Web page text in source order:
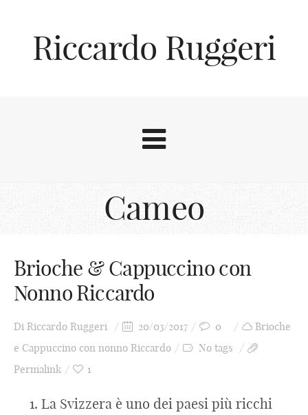
Riccardo Ruggeri
Cameo
Brioche & Cappuccino con
Nonno Riccardo
Di Riccardo Ruggeri 20/03/2017 0
Brioche
e Cappuccino con nonno Riccardo
No tags
Permalink
1
La Svizzera è uno dei paesi più ricchi